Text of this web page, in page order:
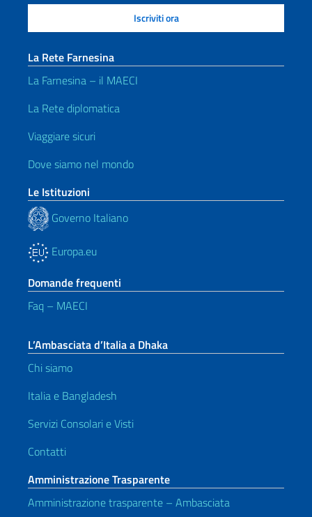
La Rete Farnesina
La Farnesina – il MAECI
La Rete diplomatica
Viaggiare sicuri
Dove siamo nel mondo
Le Istituzioni
Governo Italiano
Europa.eu
Domande frequenti
Faq – MAECI
L’Ambasciata d’Italia a Dhaka
Chi siamo
Italia e Bangladesh
Servizi Consolari e Visti
Contatti
Amministrazione Trasparente
Amministrazione trasparente – Ambasciata